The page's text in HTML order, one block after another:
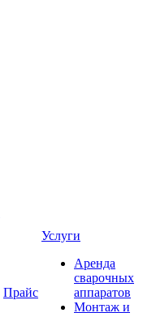
Прайс
Услуги
Аренда
сварочных
аппаратов
Монтаж и